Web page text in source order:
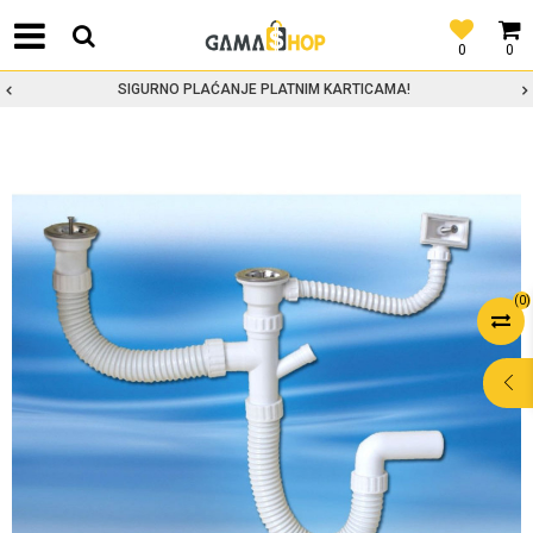
0
0
SIGURNO PLAĆANJE PLATNIM KARTICAMA!
(0)
POMOĆ PRI
KUPOVINI